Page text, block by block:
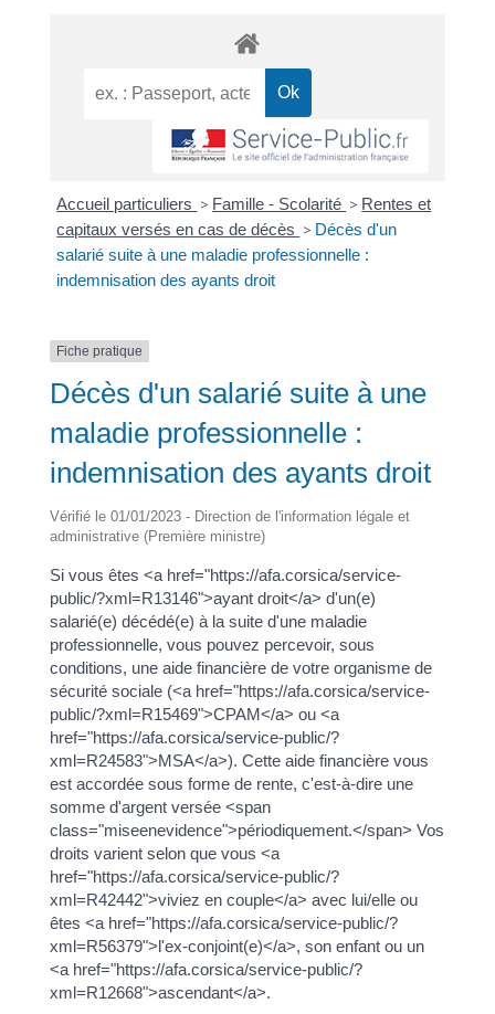
Accueil particuliers > Famille - Scolarité > Rentes et
capitaux versés en cas de décès > Décès d'un
salarié suite à une maladie professionnelle :
indemnisation des ayants droit
Fiche pratique
Décès d'un salarié suite à une
maladie professionnelle :
indemnisation des ayants droit
Vérifié le 01/01/2023 - Direction de l'information légale et
administrative (Première ministre)
Si vous êtes <a href="https://afa.corsica/service-
public/?xml=R13146">ayant droit</a> d'un(e)
salarié(e) décédé(e) à la suite d'une maladie
professionnelle, vous pouvez percevoir, sous
conditions, une aide financière de votre organisme de
sécurité sociale (<a href="https://afa.corsica/service-
public/?xml=R15469">CPAM</a> ou <a
href="https://afa.corsica/service-public/?
xml=R24583">MSA</a>). Cette aide financière vous
est accordée sous forme de rente, c'est-à-dire une
somme d'argent versée <span
class="miseenevidence">périodiquement.</span> Vos
droits varient selon que vous <a
href="https://afa.corsica/service-public/?
xml=R42442">viviez en couple</a> avec lui/elle ou
êtes <a href="https://afa.corsica/service-public/?
xml=R56379">l'ex-conjoint(e)</a>, son enfant ou un
<a href="https://afa.corsica/service-public/?
xml=R12668">ascendant</a>.